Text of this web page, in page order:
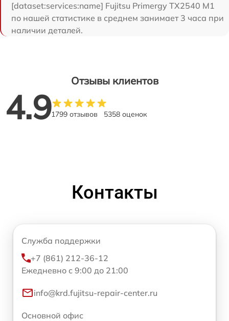
[dataset:services:name] Fujitsu Primergy TX2540 M1
по нашей статистике в среднем занимает 3 часа при
наличии деталей.
Отзывы клиентов
4.91799 отзывов 5358 оценок
Контакты
Служба поддержки
+7 (861) 212-36-12
Ежедневно с 9:00 до 21:00
info@krd.fujitsu-repair-center.ru
Основной офис